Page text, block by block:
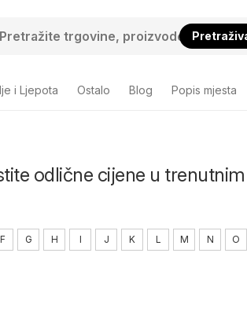
i Ljepota Ostalo Blog Popis mjesta
odlične cijene u trenutnim
F G H I J K L M N O